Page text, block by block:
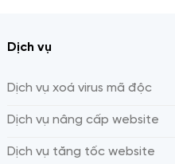
Dịch vụ
Dịch vụ xoá virus mã độc
Dịch vụ nâng cấp website
Dịch vụ tăng tốc website